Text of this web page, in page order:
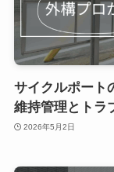
サイクルポート
維持管理とトラ
2026年5月2日